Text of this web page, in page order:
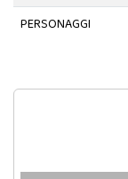
PERSONAGGI